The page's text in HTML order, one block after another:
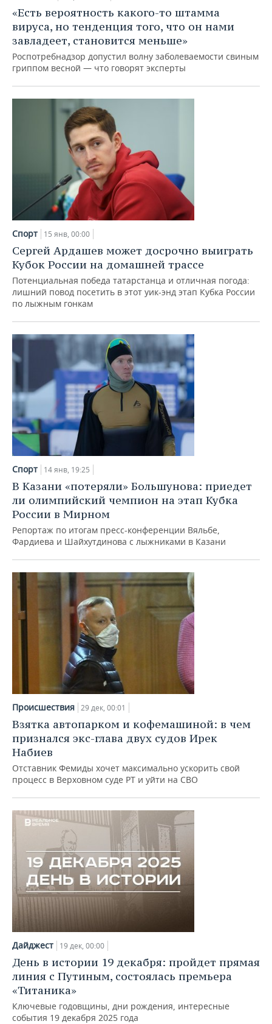
«Есть вероятность какого-то штамма
вируса, но тенденция того, что он нами
завладеет, становится меньше»
Роспотребнадзор допустил волну заболеваемости свиным
гриппом весной — что говорят эксперты
Спорт 15 янв, 00:00
Сергей Ардашев может досрочно выиграть
Кубок России на домашней трассе
Потенциальная победа татарстанца и отличная погода:
лишний повод посетить в этот уик-энд этап Кубка России
по лыжным гонкам
Спорт 14 янв, 19:25
В Казани «потеряли» Большунова: приедет
ли олимпийский чемпион на этап Кубка
России в Мирном
Репортаж по итогам пресс-конференции Вяльбе,
Фардиева и Шайхутдинова с лыжниками в Казани
Происшествия 29 дек, 00:01
Взятка автопарком и кофемашиной: в чем
признался экс-глава двух судов Ирек
Набиев
Отставник Фемиды хочет максимально ускорить свой
процесс в Верховном суде РТ и уйти на СВО
Дайджест 19 дек, 00:00
День в истории 19 декабря: пройдет прямая
линия с Путиным, состоялась премьера
«Титаника»
Ключевые годовщины, дни рождения, интересные
события 19 декабря 2025 года